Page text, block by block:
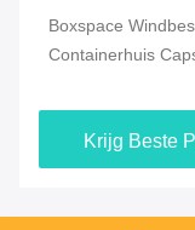
Staal
containerhuis
Krijg Beste